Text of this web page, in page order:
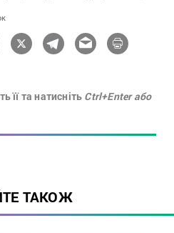
її та натисніть Ctrl+Enter або
ТАКОЖ